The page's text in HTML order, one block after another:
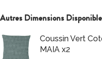
Autres Dimensions
Coussin Vert
MAIA x2